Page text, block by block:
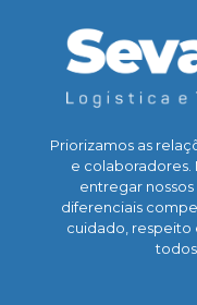
Priorizamos as
e colaboradores.
entregar
diferenciais
cuidado, respeito
todos